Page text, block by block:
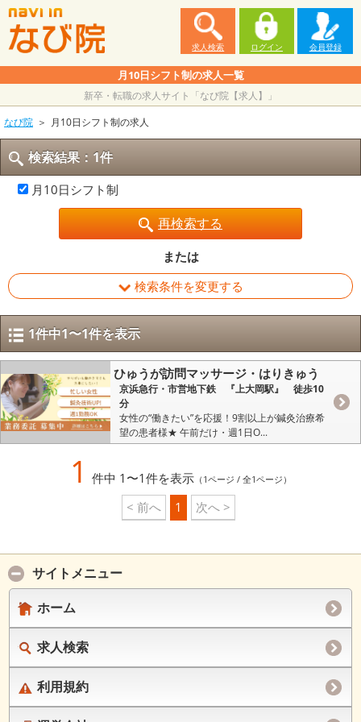
求人検索 ログイン 会員登録
月10日シフト制の求人一覧
新卒・転職の求人サイト「なび院【求人】」
なび院
月10日シフト制の求人
検索結果：1件
月10日シフト制
再検索する
または
検索条件を変更する
1件中1〜1件を表示
ひゅうが訪問マッサージ・はりきゅう
京浜急行・市営地下鉄 『上大岡駅』 徒歩10
分
女性の“働きたい”を応援！9割以上が鍼灸治療希
望の患者様★ 午前だけ・週1日O...
1 件中 1〜1件を表示（1ページ / 全1ページ）
< 前へ 1 次へ >
サイトメニュー
ホーム
求人検索
利用規約